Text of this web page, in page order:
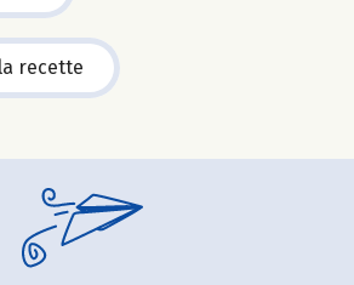
recette